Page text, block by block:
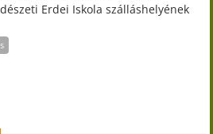
Erdei Iskola szálláshelyének